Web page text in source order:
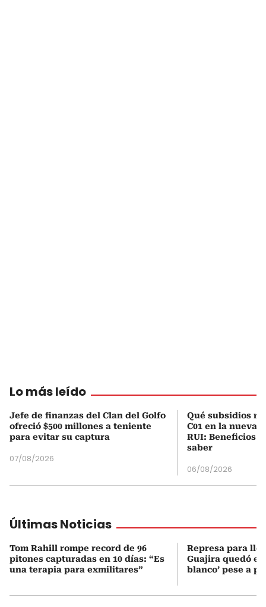
Lo más leído
Jefe de finanzas del Clan del Golfo
ofreció $500 millones a teniente
para evitar su captura
07/08/2026
Qué subsidios
C01 en la nueva
RUI: Beneficios
saber
06/08/2026
Últimas Noticias
Tom Rahill rompe record de 96
pitones capturadas en 10 días: “Es
una terapia para exmilitares”
Represa para
Guajira quedó en
blanco’ pese a